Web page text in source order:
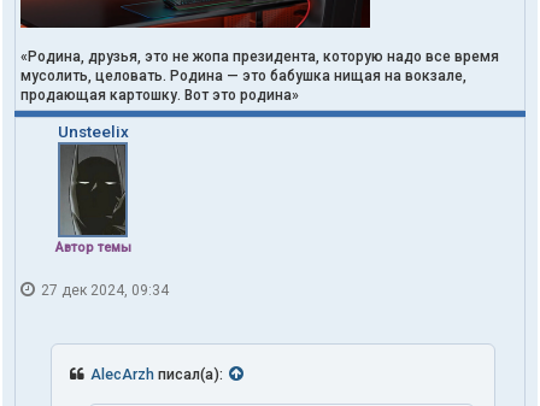
«Родина, друзья, это не жопа президента, которую надо все время
мусолить, целовать. Родина — это бабушка нищая на вокзале,
продающая картошку. Вот это родина»
Unsteelix
Автор темы
27 дек 2024, 09:34
AlecArzh писал(а):